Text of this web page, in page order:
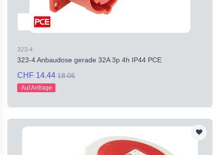
323-4
323-4 Anbaudose gerade 32A 3p 4h IP44 PCE
CHF 14.44 18.05
Auf Anfrage